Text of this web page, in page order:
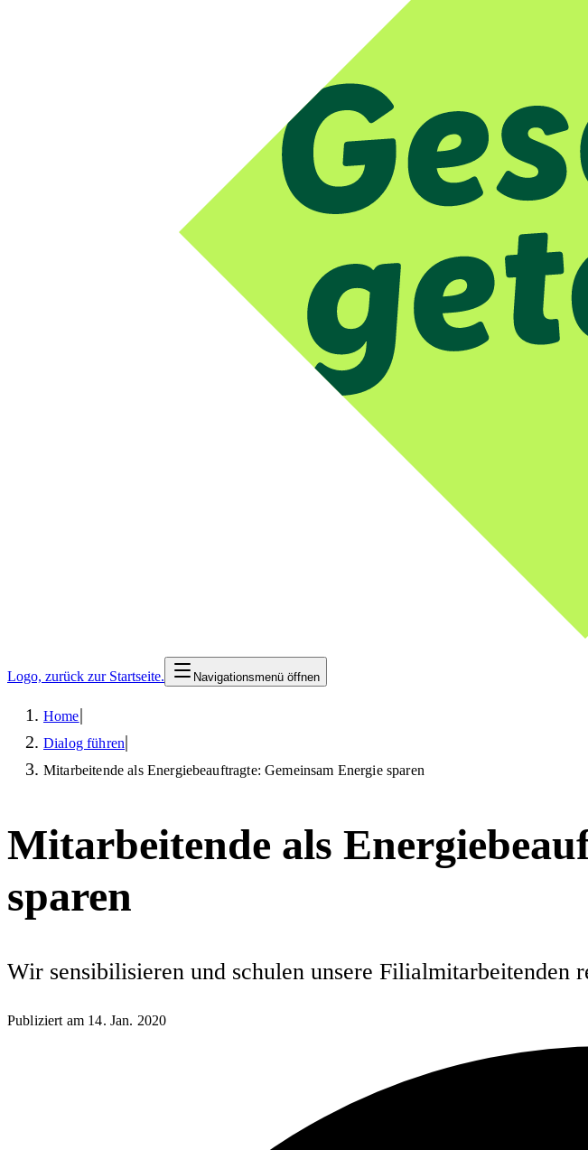
Logo, zurück zur Startseite. Navigationsmenü öffnen
Home|
Dialog führen|
Mitarbeitende als Energiebeauftragte: Gemeinsam Energie sparen
Mitarbeitende als
sparen
Wir sensibilisieren und schulen unsere Filialmitarbeitenden
Publiziert am 14. Jan. 2020